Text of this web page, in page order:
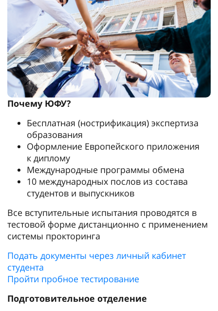
Почему ЮФУ?
Бесплатная (нострификация) экспертиза
образования
Оформление Европейского приложения
к диплому
Международные программы обмена
10 международных послов из состава
студентов и выпускников
Все вступительные испытания проводятся в
тестовой форме дистанционно с применением
системы прокторинга
Подать документы через личный кабинет
студента
Пройти пробное тестирование
Подготовительное отделение